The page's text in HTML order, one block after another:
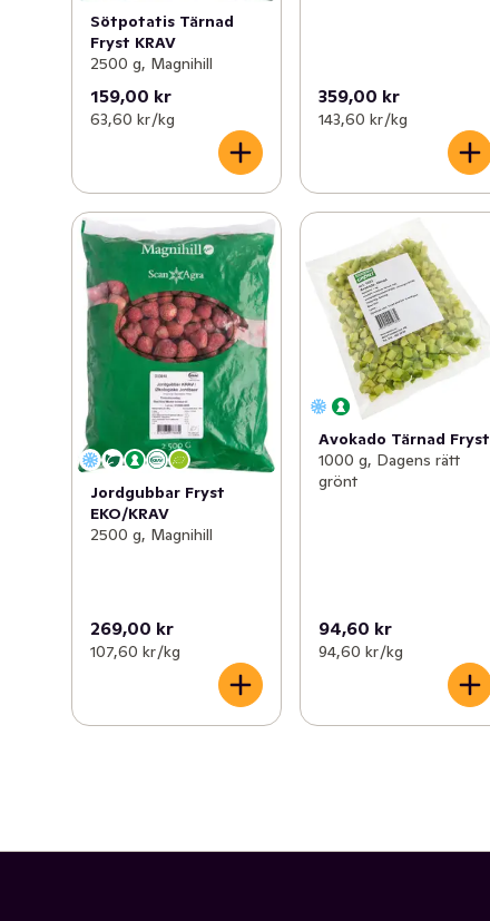
Sötpotatis Tärnad
Fryst KRAV
2500 g, Magnihill
159,00 kr
63,60 kr /kg
359,00 kr
143,60 kr /kg
Jordgubbar Fryst
EKO/KRAV
2500 g, Magnihill
269,00 kr
107,60 kr /kg
Avokado Tärnad Fryst
1000 g, Dagens rätt
grönt
94,60 kr
94,60 kr /kg